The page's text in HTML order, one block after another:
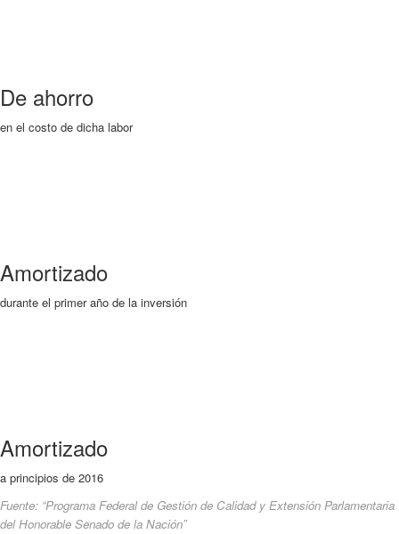
De ahorro
en el costo de dicha labor
Amortizado
durante el primer año de la inversión
Amortizado
a principios de 2016
Fuente: “Programa Federal de Gestión de Calidad y Extensión Parlamentaria
del Honorable Senado de la Nación”